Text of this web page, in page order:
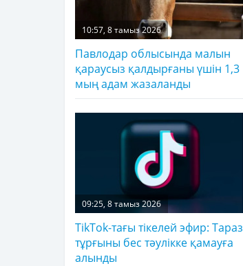
10:57, 8 тамыз 2026
Павлодар облысында малын
қараусыз қалдырғаны үшін 1,3
мың адам жазаланды
09:25, 8 тамыз 2026
TikTok-тағы тікелей эфир: Тараз
тұрғыны бес тәулікке қамауға
алынды